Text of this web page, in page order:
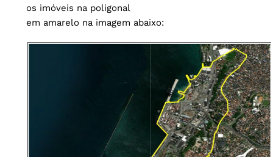
os imóveis na poligonal
em amarelo na imagem abaixo: